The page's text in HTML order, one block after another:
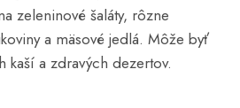
zeleninové šaláty, rôzne
a mäsové jedlá. Môže byť
kaší a zdravých dezertov.